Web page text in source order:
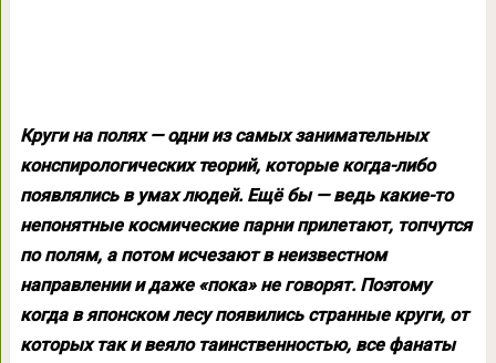
Круги на полях — одни из самых занимательных
конспирологических теорий, которые когда-либо
появлялись в умах людей. Ещё бы — ведь какие-то
непонятные космические парни прилетают, топчутся
по полям, а потом исчезают в неизвестном
направлении и даже «пока» не говорят. Поэтому
когда в японском лесу появились странные круги, от
которых так и веяло таинственностью, все фанаты